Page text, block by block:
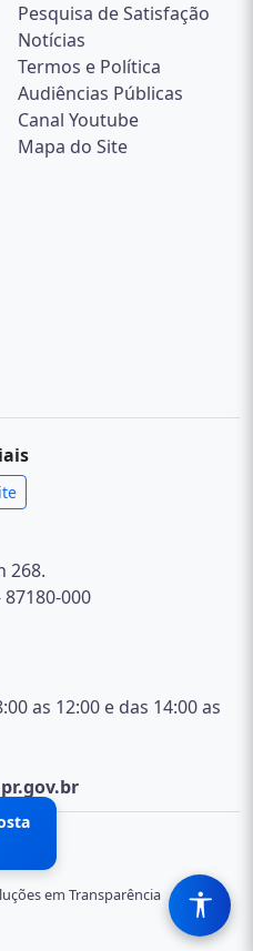
Pesquisa de Satisfação
Notícias
Termos e Política
Audiências Públicas
Canal Youtube
Mapa do Site
268.
000
as 12:00 e das 14:00 as
em Transparência